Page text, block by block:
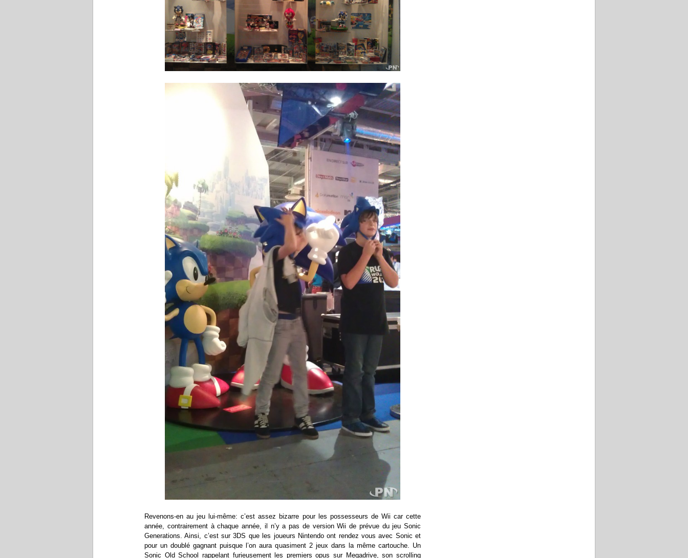
Revenons-en au jeu lui-même: c’est assez bizarre pour les possesseurs de Wii car cette
année, contrairement à chaque année, il n’y a pas de version Wii de prévue du jeu Sonic
Generations. Ainsi, c’est sur 3DS que les joueurs Nintendo ont rendez vous avec Sonic et
pour un doublé gagnant puisque l’on aura quasiment 2 jeux dans la même cartouche. Un
Sonic Old School rappelant furieusement les premiers opus sur Megadrive, son scrolling